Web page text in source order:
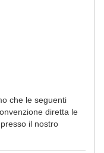
che le seguenti
diretta le
il nostro